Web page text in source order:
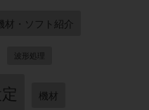
材・ソフト紹介
波形処理
機材